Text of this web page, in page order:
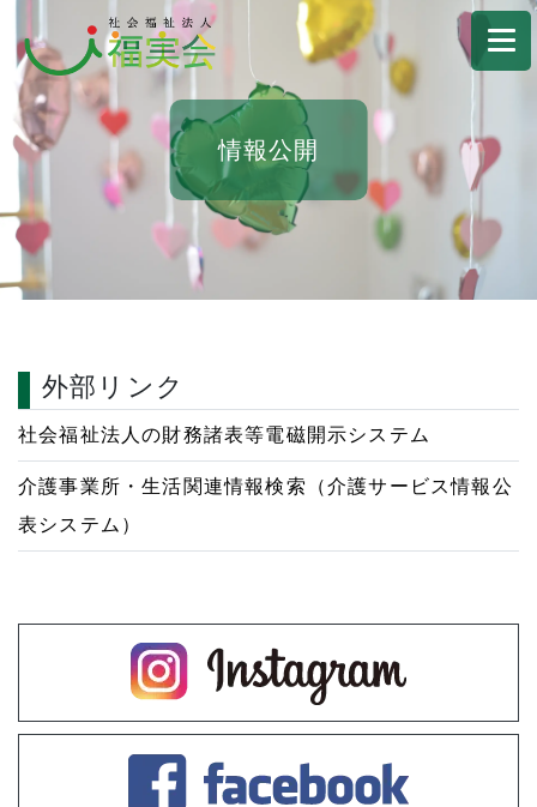
情報公開
外部リンク
社会福祉法人の財務諸表等電磁開示システム
介護事業所・生活関連情報検索（介護サービス情報公
表システム）